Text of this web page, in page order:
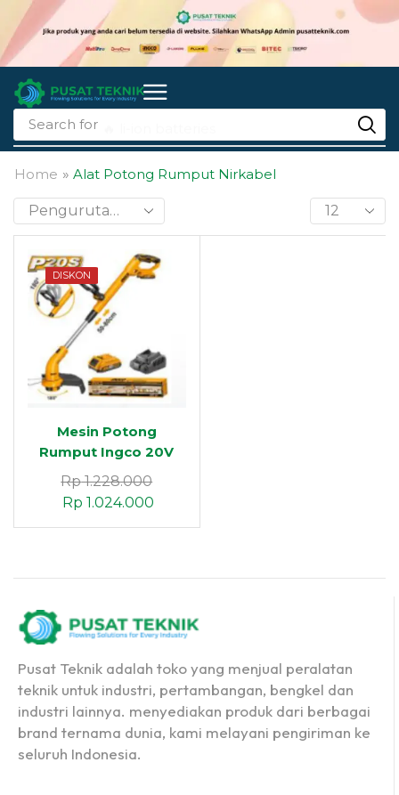
Search for
Home » Alat Potong Rumput Nirkabel
DISKON
Mesin Potong
Rumput Ingco 20V
(1B&1FIC)
Rp1.228.000
Rp 1.024.000
Pusat Teknik adalah toko yang menjual peralatan
teknik untuk industri, pertambangan, bengkel dan
industri lainnya. menyediakan produk dari berbagai
brand ternama dunia, kami melayani pengiriman ke
seluruh Indonesia.